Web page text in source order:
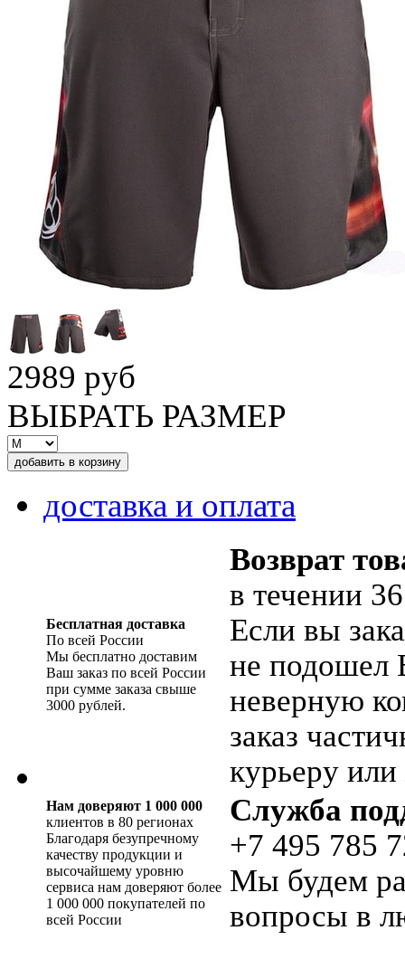
2989 руб
ВЫБРАТЬ РАЗМЕР
доставка и оплата
Бесплатная доставка
По всей России
Мы бесплатно доставим
Ваш заказ по всей России
при сумме заказа свыше
3000 рублей.
Возврат
в течении
Если вы
не подошел
неверную
заказ
курьеру
Нам доверяют 1 000 000
клиентов в 80 регионах
Благодаря безупречному
качеству продукции и
высочайшему уровню
сервиса нам доверяют более
1 000 000 покупателей по
всей России
Служба
+7 495 785
Мы будем
вопросы в